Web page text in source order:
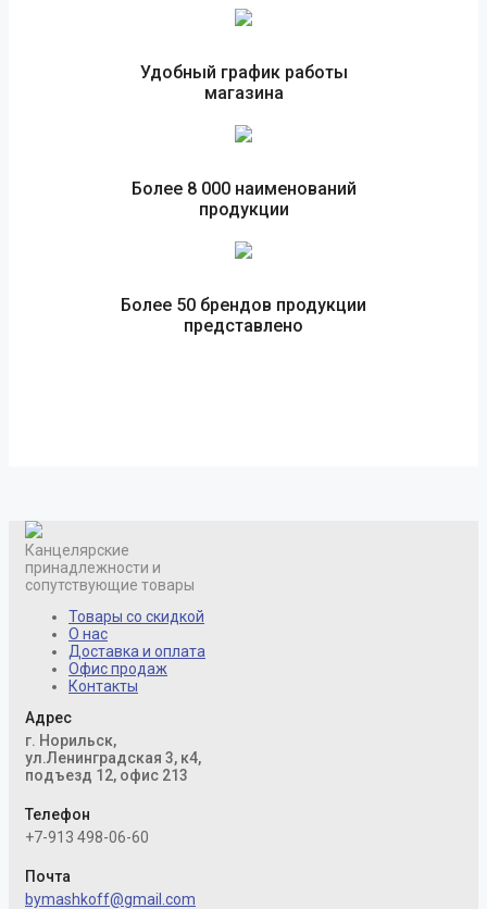
Удобный график работы
магазина
Более 8 000 наименований
продукции
Более 50 брендов продукции
представлено
Канцелярские
принадлежности и
сопутствующие товары
Товары со скидкой
О нас
Доставка и оплата
Офис продаж
Контакты
Адрес
г. Норильск,
ул.Ленинградская 3, к4,
подъезд 12, офис 213
Телефон
+7-913 498-06-60
Почта
bymashkoff@gmail.com